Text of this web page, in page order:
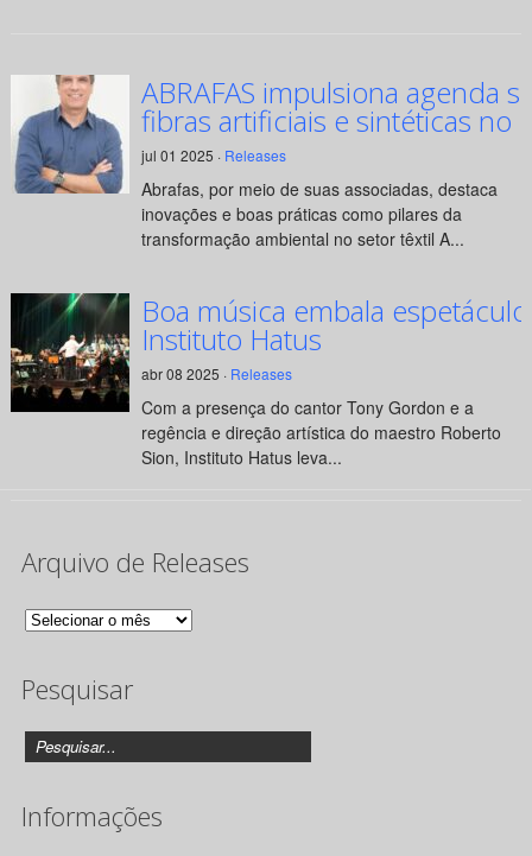
ABRAFAS impulsiona agenda
fibras artificiais e sintéticas no
jul 01 2025 · Releases
Abrafas, por meio de suas associadas, destaca
inovações e boas práticas como pilares da
transformação ambiental no setor têxtil A...
Boa música embala
Instituto Hatus
abr 08 2025 · Releases
Com a presença do cantor Tony Gordon e a
regência e direção artística do maestro Roberto
Sion, Instituto Hatus leva...
Arquivo de Releases
Arquivo
Releases
Pesquisar
Informações